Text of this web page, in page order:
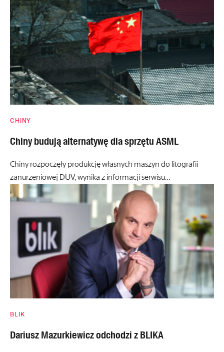
CHINY
Chiny budują alternatywę dla sprzętu ASML
Chiny rozpoczęły produkcję własnych maszyn do litografii
zanurzeniowej DUV, wynika z informacji serwisu…
BLIK
Dariusz Mazurkiewicz odchodzi z BLIKA